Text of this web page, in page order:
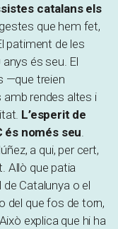
catalans els
que hem fet,
patiment de les
és seu. El
—que treien
amb rendes altes i
L’esperit de
és només seu
, a qui, per cert,
Allò que patia
Catalunya o el
o del que fos de torn,
. Això explica que hi ha